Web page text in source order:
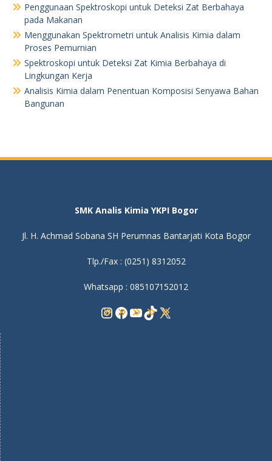
Penggunaan Spektroskopi untuk Deteksi Zat Berbahaya
pada Makanan
Menggunakan Spektrometri untuk Analisis Kimia dalam
Proses Pemurnian
Spektroskopi untuk Deteksi Zat Kimia Berbahaya di
Lingkungan Kerja
Analisis Kimia dalam Penentuan Komposisi Senyawa Bahan
Bangunan
SMK Analis Kimia YKPI Bogor
Jl. H. Achmad Sobana SH Perumnas Bantarjati Kota Bogor
Tlp./Fax : (0251) 8312052
Whatsapp : 085107152012
Instagram
Facebook
YouTube
TikTok
X